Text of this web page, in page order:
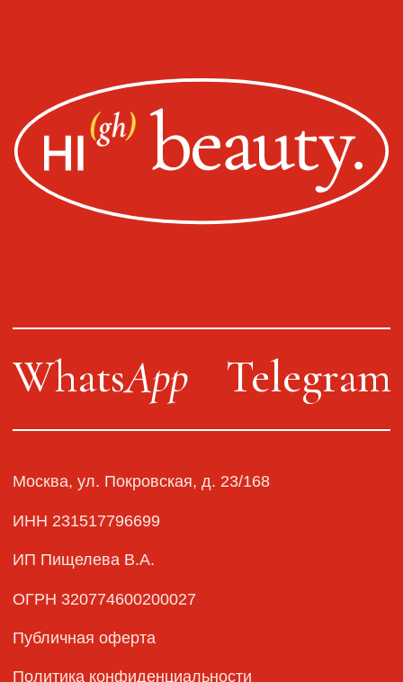
Политика конфиденциальности
Оплата, доставка, возврат
Сайт от segoch.ru